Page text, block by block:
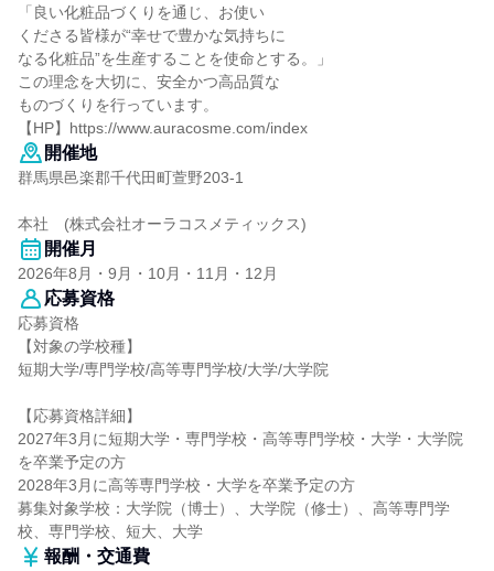
「良い化粧品づくりを通じ、お使い
くださる皆様が“幸せで豊かな気持ちに
なる化粧品”を生産することを使命とする。」
この理念を大切に、安全かつ高品質な
ものづくりを行っています。
【HP】https://www.auracosme.com/index
開催地
群馬県邑楽郡千代田町萱野203-1
本社 (株式会社オーラコスメティックス)
開催月
2026年8月・9月・10月・11月・12月
応募資格
応募資格
【対象の学校種】
短期大学/専門学校/高等専門学校/大学/大学院
【応募資格詳細】
2027年3月に短期大学・専門学校・高等専門学校・大学・大学院
を卒業予定の方
2028年3月に高等専門学校・大学を卒業予定の方
募集対象学校：大学院（博士）、大学院（修士）、高等専門学
校、専門学校、短大、大学
報酬・交通費